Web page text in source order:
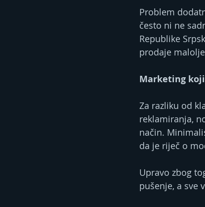
Problem
često ni ne
Republike
prodaje
Marketing
Za razliku od
reklamiranja,
način.
da je riječ o
Upravo zbog
pušenje, a sve